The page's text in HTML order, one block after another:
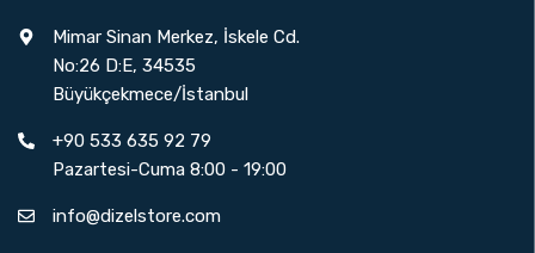
Mimar Sinan Merkez, İskele Cd.
No:26 D:E, 34535
Büyükçekmece/İstanbul
+90 533 635 92 79
Pazartesi-Cuma 8:00 - 19:00
info@dizelstore.com